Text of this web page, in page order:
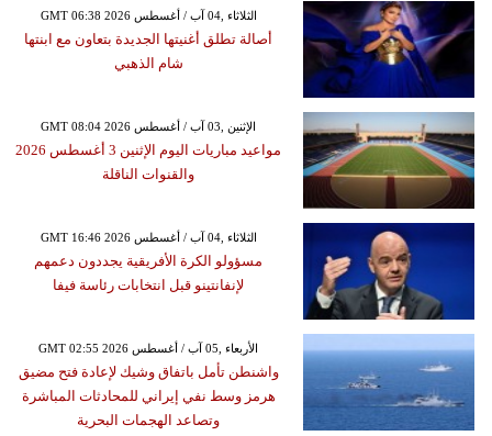
GMT 06:38 2026 الثلاثاء ,04 آب / أغسطس
أصالة تطلق أغنيتها الجديدة بتعاون مع ابنتها
شام الذهبي
GMT 08:04 2026 الإثنين ,03 آب / أغسطس
مواعيد مباريات اليوم الإثنين 3 أغسطس 2026
والقنوات الناقلة
GMT 16:46 2026 الثلاثاء ,04 آب / أغسطس
مسؤولو الكرة الأفريقية يجددون دعمهم
لإنفانتينو قبل انتخابات رئاسة فيفا
GMT 02:55 2026 الأربعاء ,05 آب / أغسطس
واشنطن تأمل باتفاق وشيك لإعادة فتح مضيق
هرمز وسط نفي إيراني للمحادثات المباشرة
وتصاعد الهجمات البحرية